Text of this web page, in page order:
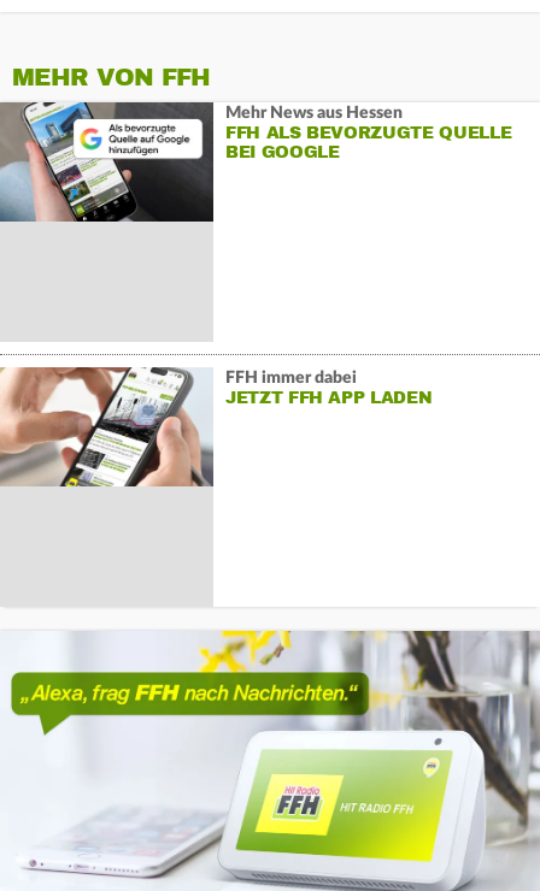
MEHR VON FFH
Mehr News aus Hessen
FFH ALS BEVORZUGTE QUELLE
BEI GOOGLE
FFH immer dabei
JETZT FFH APP LADEN